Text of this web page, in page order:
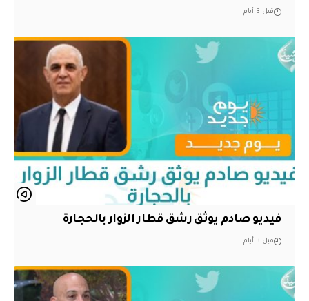
قبل 3 أيام
فيديو صادم يوثق رشق قطار الزوار بالحجارة
قبل 3 أيام